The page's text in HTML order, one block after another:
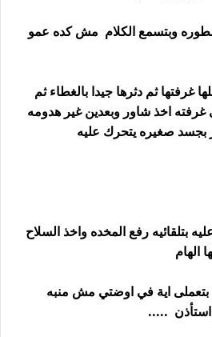
شطوره وبتسمع الكلام مش كده عمو
غرفتها ثم دثرها جيدا بالغطاء ثم
اخذ شاور وبعدين غير هدومه
صغيره يتحرك عليه
بتلقائيه رفع المخده واخذ السلاح
الهام
بتعملى اية في اوضتي مش منبه
.....